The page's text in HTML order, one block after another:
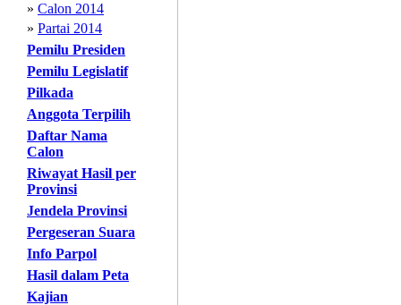
» Calon 2014
» Partai 2014
Pemilu Presiden
Pemilu Legislatif
Pilkada
Anggota Terpilih
Daftar Nama
Calon
Riwayat Hasil per
Provinsi
Jendela Provinsi
Pergeseran Suara
Info Parpol
Hasil dalam Peta
Kajian